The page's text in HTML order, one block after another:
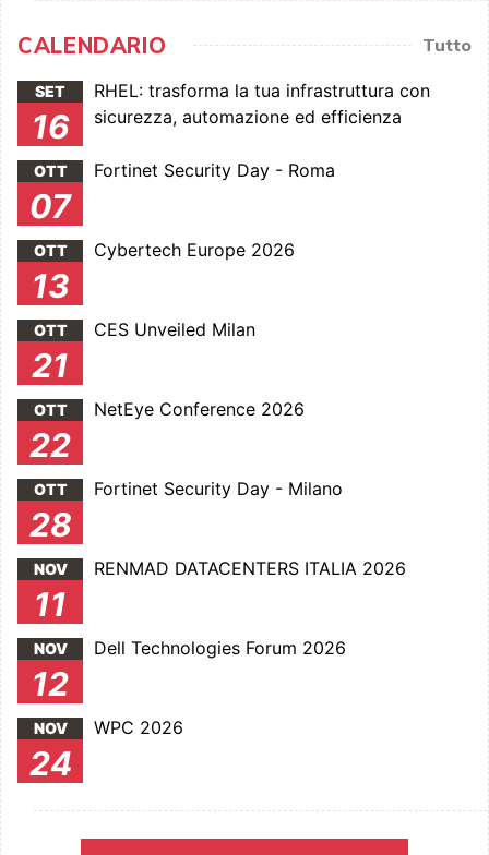
CALENDARIO Tutto
SET
16
RHEL: trasforma la tua infrastruttura con
sicurezza, automazione ed efficienza
OTT
07
Fortinet Security Day - Roma
OTT
13
Cybertech Europe 2026
OTT
21
CES Unveiled Milan
OTT
22
NetEye Conference 2026
OTT
28
Fortinet Security Day - Milano
NOV
11
RENMAD DATACENTERS ITALIA 2026
NOV
12
Dell Technologies Forum 2026
NOV
24
WPC 2026